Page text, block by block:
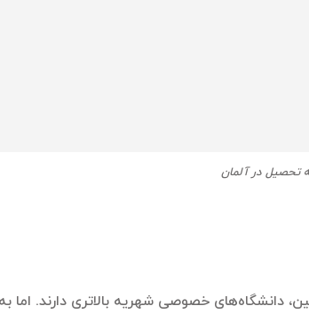
تحصیل در آلمان
دانشگاه‌های خصوصی شهریه بالاتری دارند.